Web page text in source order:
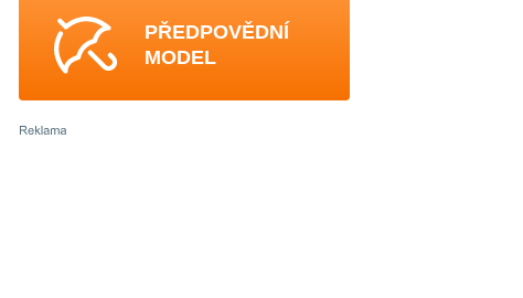
PŘEDPOVĚDNÍ
MODEL